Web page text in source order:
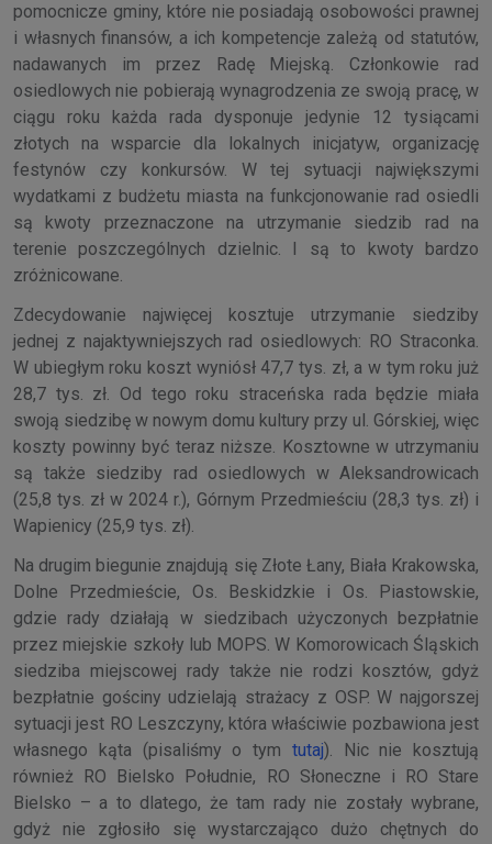
pomocnicze gminy, które nie posiadają osobowości prawnej
i własnych finansów, a ich kompetencje zależą od statutów,
nadawanych im przez Radę Miejską. Członkowie rad
osiedlowych nie pobierają wynagrodzenia ze swoją pracę, w
ciągu roku każda rada dysponuje jedynie 12 tysiącami
złotych na wsparcie dla lokalnych inicjatyw, organizację
festynów czy konkursów. W tej sytuacji największymi
wydatkami z budżetu miasta na funkcjonowanie rad osiedli
są kwoty przeznaczone na utrzymanie siedzib rad na
terenie poszczególnych dzielnic. I są to kwoty bardzo
zróżnicowane.
Zdecydowanie najwięcej kosztuje utrzymanie siedziby
jednej z najaktywniejszych rad osiedlowych: RO Straconka.
W ubiegłym roku koszt wyniósł 47,7 tys. zł, a w tym roku już
28,7 tys. zł. Od tego roku straceńska rada będzie miała
swoją siedzibę w nowym domu kultury przy ul. Górskiej, więc
koszty powinny być teraz niższe. Kosztowne w utrzymaniu
są także siedziby rad osiedlowych w Aleksandrowicach
(25,8 tys. zł w 2024 r.), Górnym Przedmieściu (28,3 tys. zł) i
Wapienicy (25,9 tys. zł).
Na drugim biegunie znajdują się Złote Łany, Biała Krakowska,
Dolne Przedmieście, Os. Beskidzkie i Os. Piastowskie,
gdzie rady działają w siedzibach użyczonych bezpłatnie
przez miejskie szkoły lub MOPS. W Komorowicach Śląskich
siedziba miejscowej rady także nie rodzi kosztów, gdyż
bezpłatnie gościny udzielają strażacy z OSP. W najgorszej
sytuacji jest RO Leszczyny, która właściwie pozbawiona jest
własnego kąta (pisaliśmy o tym tutaj). Nic nie kosztują
również RO Bielsko Południe, RO Słoneczne i RO Stare
Bielsko – a to dlatego, że tam rady nie zostały wybrane,
gdyż nie zgłosiło się wystarczająco dużo chętnych do